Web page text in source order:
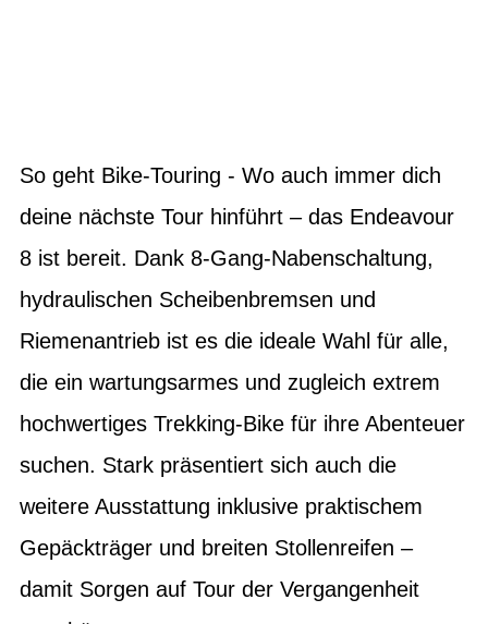
So geht Bike-Touring - Wo auch immer dich
deine nächste Tour hinführt – das Endeavour
8 ist bereit. Dank 8-Gang-Nabenschaltung,
hydraulischen Scheibenbremsen und
Riemenantrieb ist es die ideale Wahl für alle,
die ein wartungsarmes und zugleich extrem
hochwertiges Trekking-Bike für ihre Abenteuer
suchen. Stark präsentiert sich auch die
weitere Ausstattung inklusive praktischem
Gepäckträger und breiten Stollenreifen –
damit Sorgen auf Tour der Vergangenheit